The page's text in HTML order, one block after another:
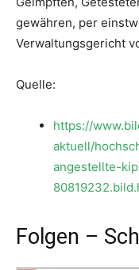
gewähren, per
Verwaltungsgericht
Quelle:
https://
aktuell/
angestellte-
Folgen –